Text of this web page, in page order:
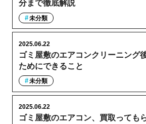
分まで徹底解説
未分類
ゴミ屋敷のエアコンクリーニング
ためにできること
2025.06.22
未分類
ゴミ屋敷のエアコン、買取っても
2025.06.22